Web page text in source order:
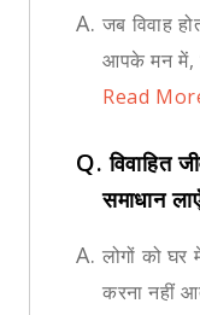
A. जब विवाह
आपके मन में,
Read
Q.विवाहित
समाधान
A. लोगों को घर
करना नहीं